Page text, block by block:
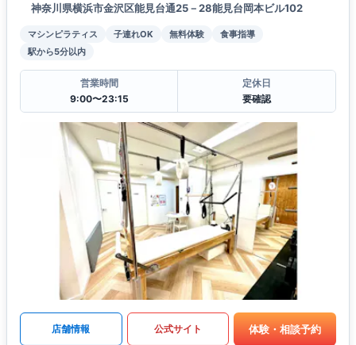
神奈川県横浜市金沢区能見台通25－28能見台岡本ビル102
マシンピラティス 子連れOK 無料体験
食事指導
駅から5分以内
営業時間
9:00〜23:15
定休日
要確認
店舗情報 公式サイト 体験・相談予約